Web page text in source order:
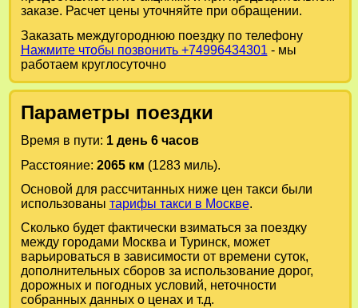
заказе. Расчет цены уточняйте при обращении.
Заказать междугороднюю поездку по телефону
Нажмите чтобы позвонить +74996434301 - мы
работаем круглосуточно
Параметры поездки
Время в пути: 1 день 6 часов
Расстояние: 2065 км (1283 миль).
Основой для рассчитанных ниже цен такси были
использованы тарифы такси в Москве.
Сколько будет фактически взиматься за поездку
между городами Москваи Туринск, может
варьироваться в зависимости от времени суток,
дополнительных сборов за использование дорог,
дорожных и погодных условий, неточности
собранных данных о ценах и т.д.